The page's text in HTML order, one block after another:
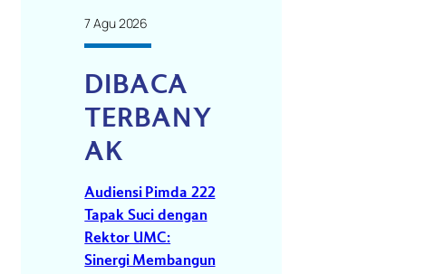
7 Agu 2026
DIBACA
TERBANY
AK
Audiensi Pimda 222
Tapak Suci dengan
Rektor UMC:
Sinergi Membangun